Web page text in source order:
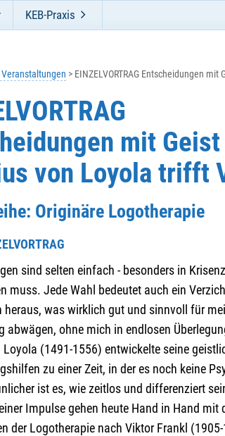
KEB-Praxis
EINZELVORTRAG Entscheidungen
mit
von Loyola trifft
Originäre Logotherapie
sind selten einfach - besonders in
muss. Jede Wahl bedeutet auch ein
heraus, was wirklich gut und sinnvoll für
abwägen, ohne mich in endlosen
(1491-1556) entwickelte seine
zu einer Zeit, in der es noch keine
ist es, wie zeitlos und differenziert
Impulse gehen heute Hand in Hand mit
der Logotherapie nach Viktor Frankl